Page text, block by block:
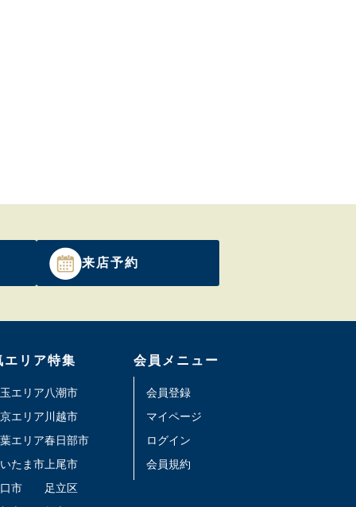
来店予約
エリア特集
エリア
エリア
エリア
たま市
市
八潮市
川越市
春日部市
上尾市
足立区
会員メニュー
会員登録
マイページ
ログイン
会員規約